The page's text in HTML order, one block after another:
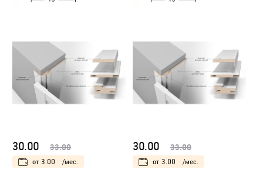
30.00 33.00
от 3.00 /мес.
30.00 33.00
от 3.00 /мес.